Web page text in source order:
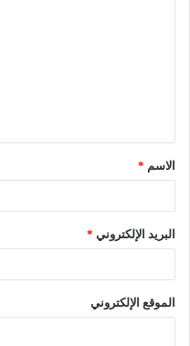
الاسم *
البريد الإلكتروني *
الموقع الإلكتروني